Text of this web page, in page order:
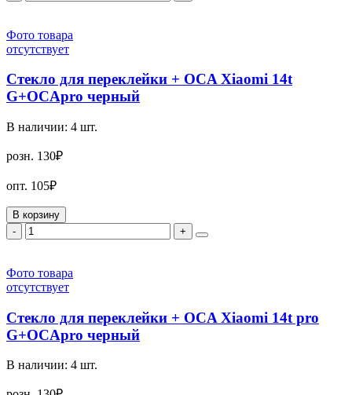
Фото товара
отсутствует
Стекло для переклейки + OCA Xiaomi 14t
G+OCApro черный
В наличии: 4 шт.
розн. 130₽
опт. 105₽
В корзину
-
+
Фото товара
отсутствует
Стекло для переклейки + OCA Xiaomi 14t pro
G+OCApro черный
В наличии: 4 шт.